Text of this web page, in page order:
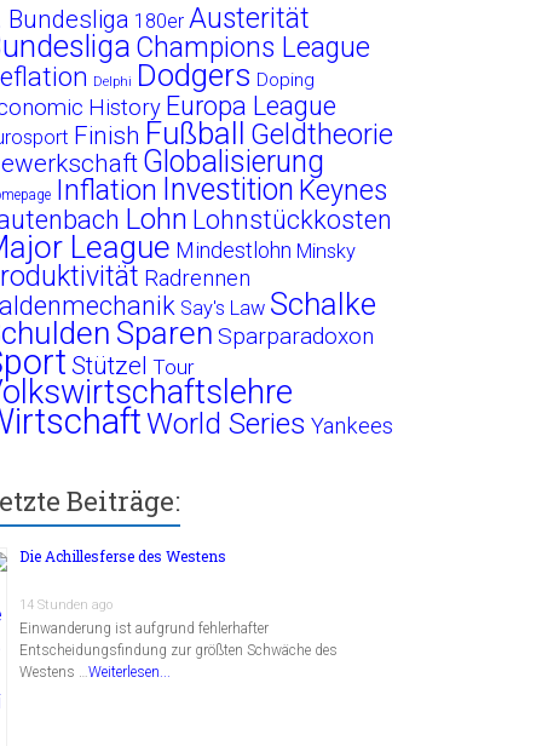
Bundesliga 180er Austerität
Champions League
Delphi Dodgers Doping
History Europa League
Finish Fußball Geldtheorie
Globalisierung
Inflation Investition Keynes
Lohn Lohnstückkosten
League Mindestlohn Minsky
Radrennen
Say's Law Schalke
Sparen Sparparadoxon
Stützel Tour
World Series Yankees
Beiträge:
Die Achillesferse des Westens
14 Stunden ago
Einwanderung ist aufgrund fehlerhafter
Entscheidungsfindung zur größten Schwäche des
Westens …Weiterlesen...